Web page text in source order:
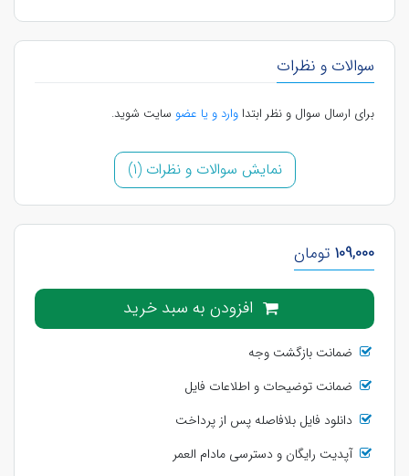
سوالات و نظرات
برای ارسال سوال و نظر ابتداوارد و یا عضو سایت شوید.
نمایش سوالات و نظرات (1)
109,000 تومان
افزودن به سبد خرید
ضمانت بازگشت وجه
ضمانت توضیحات و اطلاعات فایل
دانلود فایل بلافاصله پس از پرداخت
آپدیت رایگان و دسترسی مادام العمر